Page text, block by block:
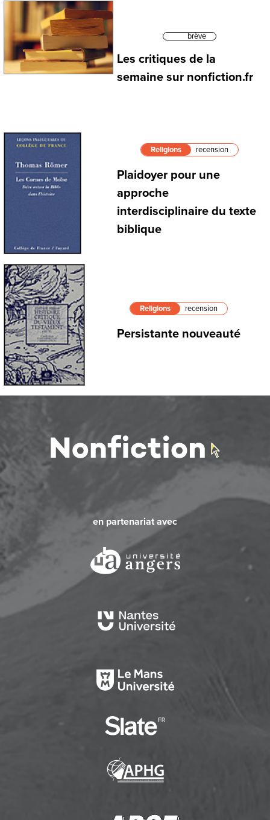
brève
Les critiques de la
semaine sur nonfiction.fr
Religions recension
Plaidoyer pour une
approche
interdisciplinaire du texte
biblique
Religions recension
Persistante nouveauté
en partenariat avec